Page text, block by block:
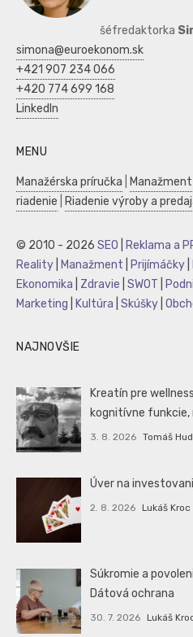
šéfredaktorka
simona@euroekonom.sk
+421 907 234 066
+420 774 699 168
LinkedIn
MENU
Manažérska príručka Manažment
riadenie
Riadenie výroby a
© 2010 - 2026 SEO Reklama a
Reality
Manažment Prijímáčky
Ekonomika
Zdravie SWOT
Marketing
Kultúra Skúšky
NAJNOVŠIE
Kreatín pre
kognitívne funkcie,
3. 8. 2026 Tomáš
Úver na
2. 8. 2026 Lukáš Kroc
Súkromie a
Dátová ochrana
30. 7. 2026 Lukáš